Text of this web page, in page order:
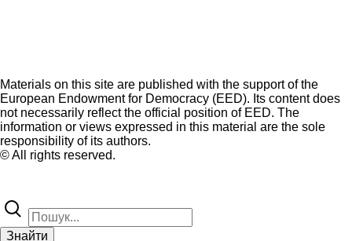
Materials on this site are published with the support of the
European Endowment for Democracy (EED). Its content does
not necessarily reflect the official position of EED. The
information or views expressed in this material are the sole
responsibility of its authors.
© All rights reserved.
Знайти